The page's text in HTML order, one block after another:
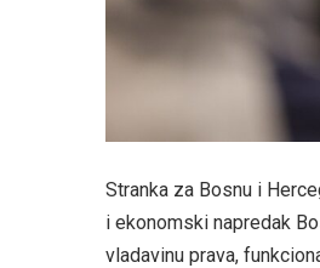
Stranka za Bosnu i
i ekonomski napredak
vladavinu prava,